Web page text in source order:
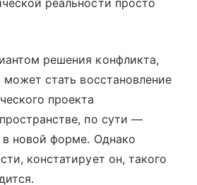
решения конфликта,
может стать восстановление
проекта
по сути —
новой форме. Однако
констатирует он, такого